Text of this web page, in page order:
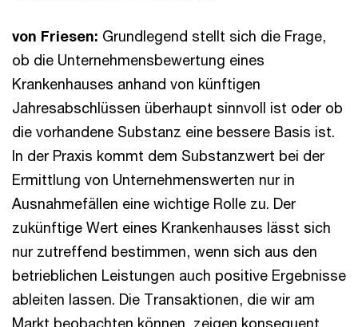
von Friesen: Grundlegend stellt sich die Frage,
ob die Unternehmensbewertung eines
Krankenhauses anhand von künftigen
Jahresabschlüssen überhaupt sinnvoll ist oder ob
die vorhandene Substanz eine bessere Basis ist.
In der Praxis kommt dem Substanzwert bei der
Ermittlung von Unternehmenswerten nur in
Ausnahmefällen eine wichtige Rolle zu. Der
zukünftige Wert eines Krankenhauses lässt sich
nur zutreffend bestimmen, wenn sich aus den
betrieblichen Leistungen auch positive Ergebnisse
ableiten lassen. Die Transaktionen, die wir am
Markt beobachten können, zeigen konsequent,